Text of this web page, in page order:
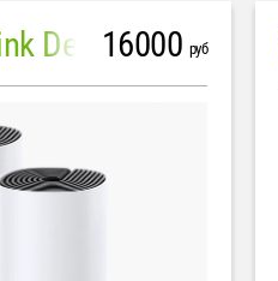
Mesh система TP-Link Deco M4 (3 устройства)
16000 руб